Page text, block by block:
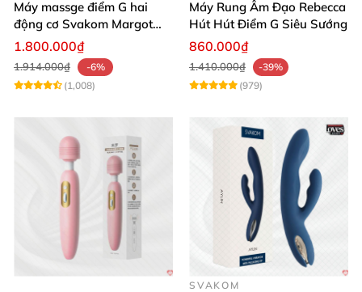
Máy massge điểm G hai
động cơ Svakom Margot
điều khiển qua app
1.800.000₫
1.914.000₫
-6%
(1,008)
Máy Rung Âm Đạo Rebecca
Hút Hút Điểm G Siêu Sướng
860.000₫
1.410.000₫
-39%
(979)
SVAKOM